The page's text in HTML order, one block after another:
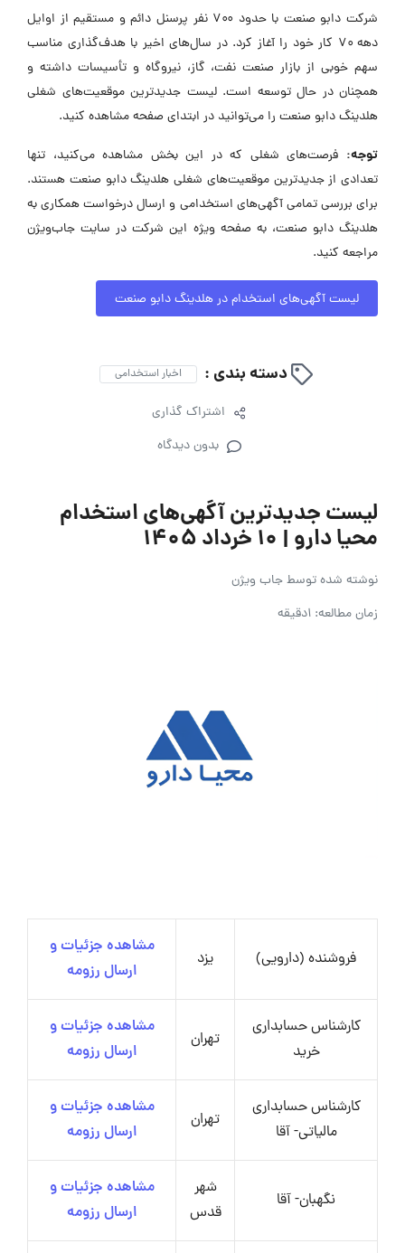
شرکت دابو صنعت با حدود ۷۰۰ نفر پرسنل دائم و مستقیم از اوایل
دهه ۷۰ کار خود را آغاز کرد. در سال‌های اخیر با هدف‌گذاری مناسب
سهم خوبی از بازار صنعت نفت، گاز، نیروگاه و تأسیسات داشته و
همچنان در حال توسعه است. لیست جدیدترین موقعیت‌های شغلی
هلدینگ دابو صنعت را می‌توانید در ابتدای صفحه مشاهده کنید.
توجه: فرصت‌های شغلی که در این بخش مشاهده می‌کنید، تنها
تعدادی از جدیدترین موقعیت‌های شغلی هلدینگ دابو صنعت هستند.
برای بررسی تمامی آگهی‌های استخدامی و ارسال درخواست همکاری به
هلدینگ دابو صنعت، به صفحه ویژه این شرکت در سایت جاب‌ویژن
مراجعه کنید.
لیست آگهی‌های استخدام در هلدینگ دابو صنعت
دسته بندی : اخبار استخدامی
اشتراک گذاری
بدون دیدگاه
لیست جدیدترین آگهی‌های استخدام
محیا دارو | ۱۰ خرداد ۱۴۰۵
نوشته شده توسطجاب ویژن
زمان مطالعه: 1دقیقه
فروشنده (دارویی) یزد
مشاهده جزئیات و
ارسال رزومه
کارشناس حسابداری
خرید
تهران
مشاهده جزئیات و
ارسال رزومه
کارشناس حسابداری
مالیاتی- آقا
تهران
مشاهده جزئیات و
ارسال رزومه
نگهبان- آقا
شهر
قدس
مشاهده جزئیات و
ارسال رزومه